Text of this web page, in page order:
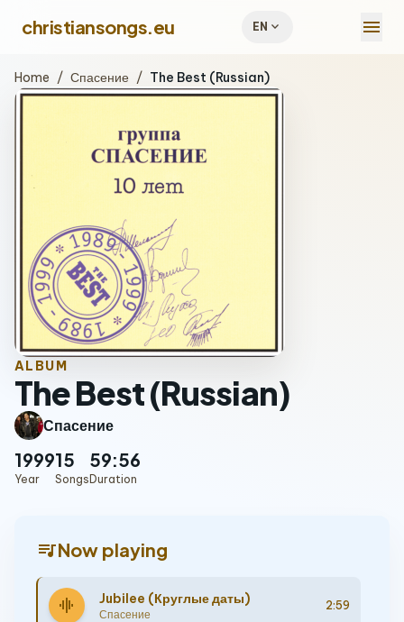
christiansongs.eu EN expand_more menu
Home / Спасение / The Best (Russian)
ALBUM
The Best (Russian)
Спасение
1999
Year
15
Songs
59:56
Duration
queue_musicNow playing
graphic_eq Jubilee (Круглые даты)
Спасение
2:59